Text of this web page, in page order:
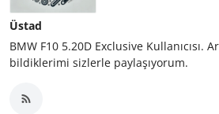
Üstad
BMW F10 5.20D Exclusive Kullanıcısı.
bildiklerimi sizlerle paylaşıyorum.